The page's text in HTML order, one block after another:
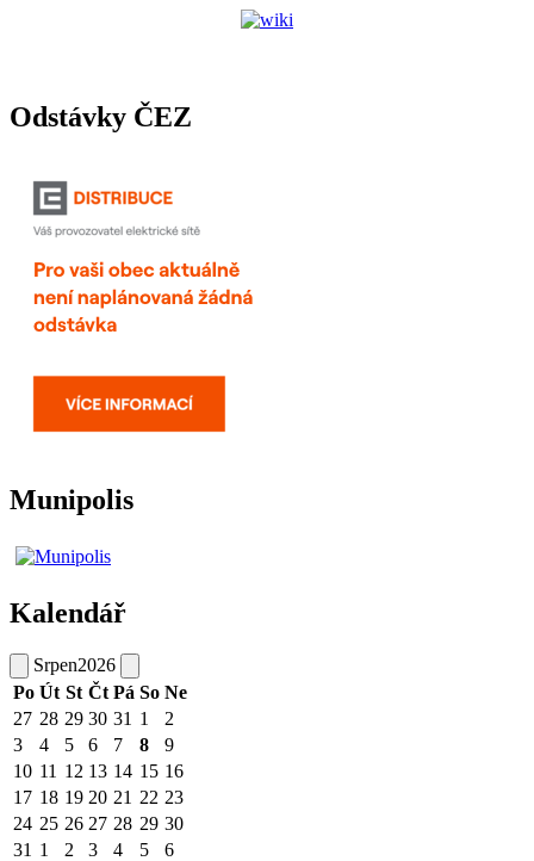
Odstávky ČEZ
Munipolis
Kalendář
Srpen2026
Po Út St Čt Pá So Ne
27 28 29 30 31 1
2
3
4 5 6 7 8
9
10 11 12 13 14 15 16
17 18 19 20 21 22 23
24 25 26 27 28 29 30
31 1 2 3 4 5 6